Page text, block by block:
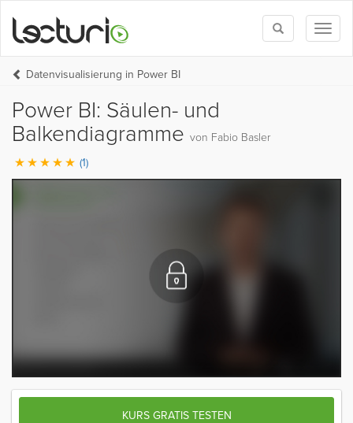
Toggle
search
Datenvisualisierung in Power BI
Power BI: Säulen- und
Balkendiagramme von Fabio Basler
(1)
KURS GRATIS TESTEN